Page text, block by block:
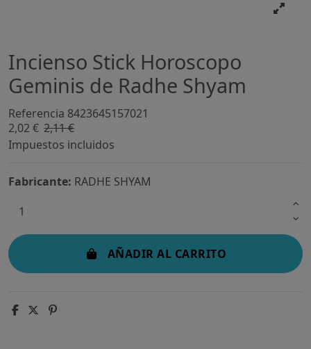
Incienso Stick Horoscopo
Geminis de Radhe Shyam
Referencia 8423645157021
2,02 € 2,11 €
Impuestos incluidos
Fabricante: RADHE SHYAM
AÑADIR AL CARRITO